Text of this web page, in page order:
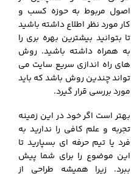
اصول مربوط به حوزه کسب و
کار مورد نظر اطلاع داشته باشید
تا بتوانید بیشترین بهره بری را
به همراه داشته باشید. روش
های راه اندازی سریع سایت می
تواند چندین روش باشد که باید
مورد بررسی قرار گیرد.
بهتر است اگر خود در این زمینه
تجربه و علم کافی را ندارید به
فرد یا تیم حرفه ای بسپارید تا
این موضوع را برای شما پیش
ببرد. زیرا همیشه طراحی از